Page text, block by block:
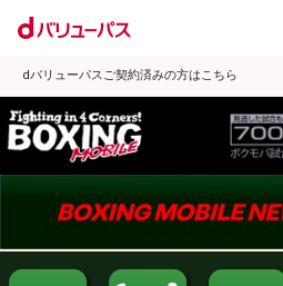
dバリューパスご契約済みの方はこちら